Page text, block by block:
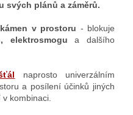
svých plánů a záměrů.
v prostoru - blokuje
elektrosmogua dalšího
naprosto univerzálním
a posílení účinků jiných
kombinaci.